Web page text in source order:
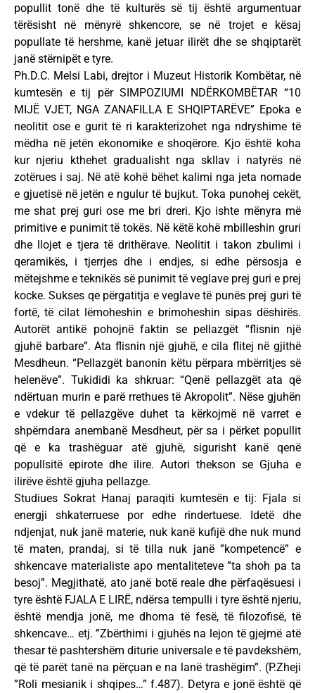
popullit tonë dhe të kulturës së tij është argumentuar
tërësisht në mënyrë shkencore, se në trojet e kësaj
popullate të hershme, kanë jetuar ilirët dhe se shqiptarët
janë stërnipët e tyre.
Ph.D.C. Melsi Labi, drejtor i Muzeut Historik Kombëtar, në
kumtesën e tij për SIMPOZIUMI NDËRKOMBËTAR “10
MIJË VJET, NGA ZANAFILLA E SHQIPTARËVE” Epoka e
neolitit ose e gurit të ri karakterizohet nga ndryshime të
mëdha në jetën ekonomike e shoqërore. Kjo është koha
kur njeriu kthehet gradualisht nga skllav i natyrës në
zotërues i saj. Në atë kohë bëhet kalimi nga jeta nomade
e gjuetisë në jetën e ngulur të bujkut. Toka punohej cekët,
me shat prej guri ose me bri dreri. Kjo ishte mënyra më
primitive e punimit të tokës. Në këtë kohë mbilleshin gruri
dhe llojet e tjera të drithërave. Neolitit i takon zbulimi i
qeramikës, i tjerrjes dhe i endjes, si edhe përsosja e
mëtejshme e teknikës së punimit të veglave prej guri e prej
kocke. Sukses qe përgatitja e veglave të punës prej guri të
fortë, të cilat lëmoheshin e brimoheshin sipas dëshirës.
Autorët antikë pohojnë faktin se pellazgët “flisnin një
gjuhë barbare”. Ata flisnin një gjuhë, e cila flitej në gjithë
Mesdheun. “Pellazgët banonin këtu përpara mbërritjes së
helenëve”. Tukididi ka shkruar: “Qenë pellazgët ata që
ndërtuan murin e parë rrethues të Akropolit”. Nëse gjuhën
e vdekur të pellazgëve duhet ta kërkojmë në varret e
shpërndara anembanë Mesdheut, për sa i përket popullit
që e ka trashëguar atë gjuhë, sigurisht kanë qenë
popullsitë epirote dhe ilire. Autori thekson se Gjuha e
ilirëve është gjuha pellazge.
Studiues Sokrat Hanaj paraqiti kumtesën e tij: Fjala si
energji shkaterruese por edhe rindertuese. Idetë dhe
ndjenjat, nuk janë materie, nuk kanë kufijë dhe nuk mund
të maten, prandaj, si të tilla nuk janë ”kompetencë” e
shkencave materialiste apo mentaliteteve ”ta shoh pa ta
besoj”. Megjithatë, ato janë botë reale dhe përfaqësuesi i
tyre është FJALA E LIRË, ndërsa tempulli i tyre është njeriu,
është mendja jonë, me dhoma të fesë, të filozofisë, të
shkencave… etj. ”Zbërthimi i gjuhës na lejon të gjejmë atë
thesar të pashtershëm diturie universale e të pavdekshëm,
që të parët tanë na përçuan e na lanë trashëgim”. (P.Zheji
”Roli mesianik i shqipes…” f.487). Detyra e jonë është që